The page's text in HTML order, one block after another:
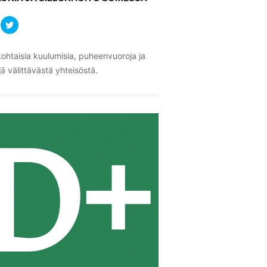
kuulumisia, puheenvuoroja ja
välittävästä yhteisöstä.